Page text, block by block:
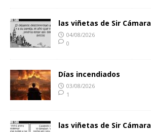
las viñetas de Sir Cámara
04/08/2026
0
Días incendiados
03/08/2026
1
las viñetas de Sir Cámara